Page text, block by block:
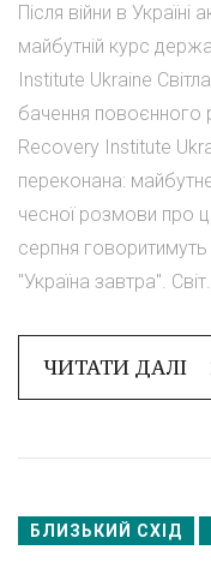
Після війни в
майбутній курс
Institute Ukraine
бачення повоєнного
Recovery Institute
переконана:
чесної розмови про
серпня
"Україна завтра".
ЧИТАТИ ДАЛІ
БЛИЗЬКИЙ СХІД